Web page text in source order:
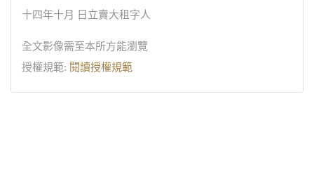
十四年十月 日立賣大租字人
全文影像需至本所方能瀏覽
授權規範: 閱讀授權規範